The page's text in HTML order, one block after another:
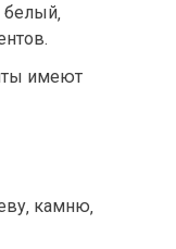
имеют
камню‚